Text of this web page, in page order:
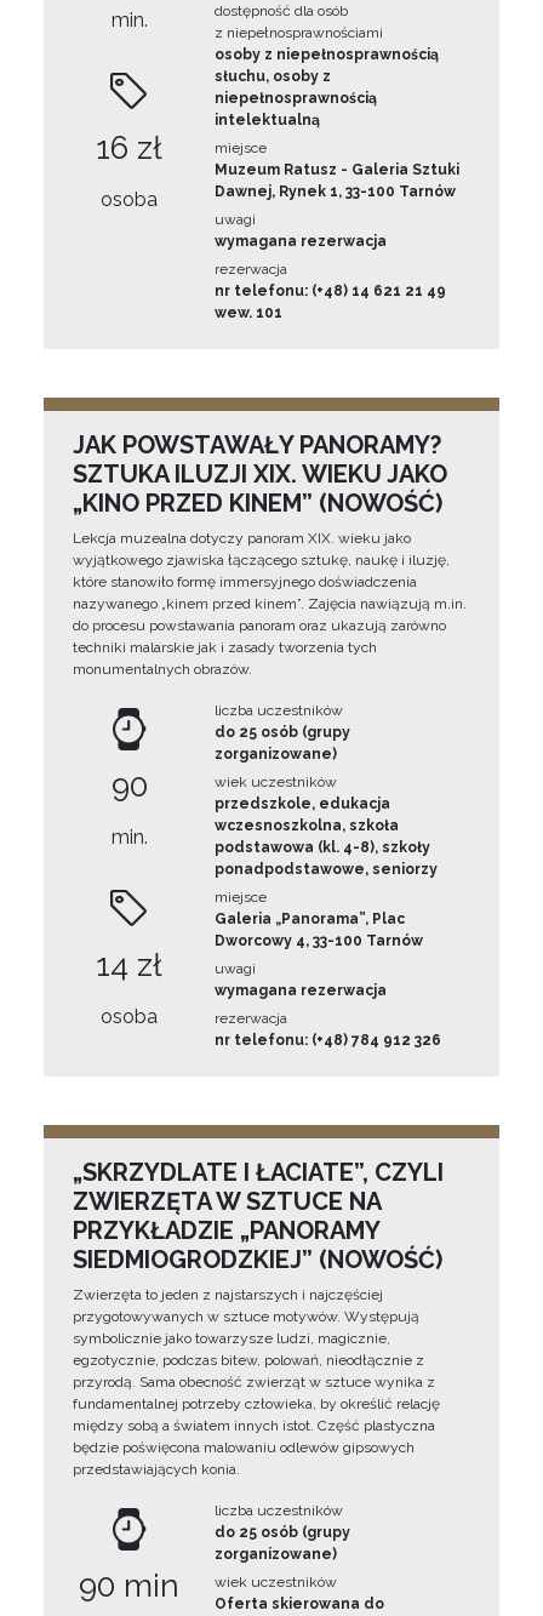
min.
16 zł
osoba
dostępność dla osób
z niepełnosprawnościami
osoby z niepełnosprawnością
słuchu, osoby z
niepełnosprawnością
intelektualną
miejsce
Muzeum Ratusz - Galeria Sztuki
Dawnej, Rynek 1, 33-100 Tarnów
uwagi
wymagana rezerwacja
rezerwacja
nr telefonu: (+48) 14 621 21 49
wew. 101
JAK POWSTAWAŁY PANORAMY?
SZTUKA ILUZJI XIX. WIEKU JAKO
„KINO PRZED KINEM” (NOWOŚĆ)
Lekcja muzealna dotyczy panoram XIX. wieku jako
wyjątkowego zjawiska łączącego sztukę, naukę i iluzję,
które stanowiło formę immersyjnego doświadczenia
nazywanego „kinem przed kinem”. Zajęcia nawiązują m.in.
do procesu powstawania panoram oraz ukazują zarówno
techniki malarskie jak i zasady tworzenia tych
monumentalnych obrazów.
90
min.
14 zł
osoba
liczba uczestników
do 25 osób (grupy
zorganizowane)
wiek uczestników
przedszkole, edukacja
wczesnoszkolna, szkoła
podstawowa (kl. 4-8), szkoły
ponadpodstawowe, seniorzy
miejsce
Galeria „Panorama”, Plac
Dworcowy 4, 33-100 Tarnów
uwagi
wymagana rezerwacja
rezerwacja
nr telefonu: (+48) 784 912 326
„SKRZYDLATE I ŁACIATE”, CZYLI
ZWIERZĘTA W SZTUCE NA
PRZYKŁADZIE „PANORAMY
SIEDMIOGRODZKIEJ” (NOWOŚĆ)
Zwierzęta to jeden z najstarszych i najczęściej
przygotowywanych w sztuce motywów. Występują
symbolicznie jako towarzysze ludzi, magicznie,
egzotycznie, podczas bitew, polowań, nieodłącznie z
przyrodą. Sama obecność zwierząt w sztuce wynika z
fundamentalnej potrzeby człowieka, by określić relację
między sobą a światem innych istot. Część plastyczna
będzie poświęcona malowaniu odlewów gipsowych
przedstawiających konia.
90 min
liczba uczestników
do 25 osób (grupy
zorganizowane)
wiek uczestników
Oferta skierowana do